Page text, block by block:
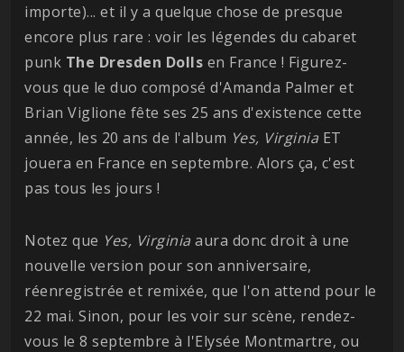
importe)... et il y a quelque chose de presque
encore plus rare : voir les légendes du cabaret
punk The Dresden Dolls en France ! Figurez-
vous que le duo composé d'Amanda Palmer et
Brian Viglione fête ses 25 ans d'existence cette
année, les 20 ans de l'album Yes, Virginia ET
jouera en France en septembre. Alors ça, c'est
pas tous les jours !
Notez que Yes, Virginia aura donc droit à une
nouvelle version pour son anniversaire,
réenregistrée et remixée, que l'on attend pour le
22 mai. Sinon, pour les voir sur scène, rendez-
vous le 8 septembre à l'Elysée Montmartre, ou